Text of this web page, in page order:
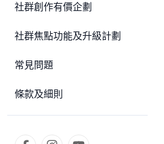
社群創作有價企劃
社群焦點功能及升級計劃
常見問題
條款及細則